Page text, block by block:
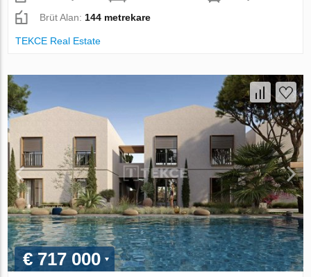
Brüt Alan: 144 metrekare
TEKCE Real Estate
€ 717 000